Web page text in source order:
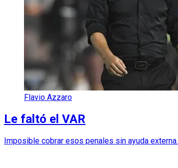
Flavio Azzaro
Le faltó el VAR
Imposible cobrar esos penales sin ayuda externa.